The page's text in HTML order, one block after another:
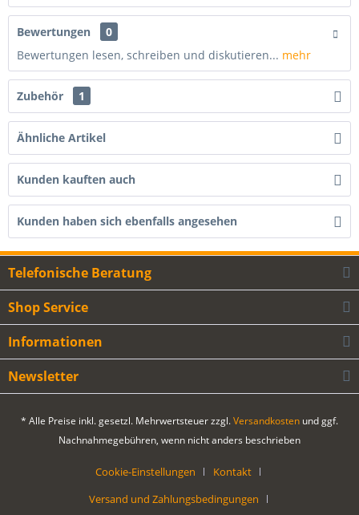
Bewertungen
0
Bewertungen lesen, schreiben und diskutieren... mehr
Zubehör 1
Ähnliche Artikel
Kunden kauften auch
Kunden haben sich ebenfalls angesehen
Telefonische Beratung
Shop Service
Informationen
Newsletter
* Alle Preise inkl. gesetzl. Mehrwertsteuer zzgl.Versandkosten und ggf.
Nachnahmegebühren, wenn nicht anders beschrieben
Cookie-Einstellungen
Kontakt
Versand und Zahlungsbedingungen